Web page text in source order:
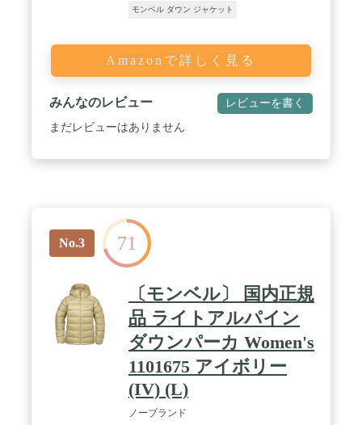
モンベル ダウン ジャケット
Amazonで詳しく見る
みんなのレビュー レビューを書く
まだレビューはありません
No.3 71
〔モンベル〕 国内正規
品 ライトアルパイン
ダウンパーカ Women's
1101675 アイボリー
(IV) (L)
ノーブランド